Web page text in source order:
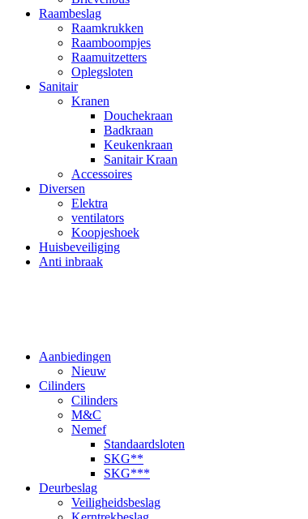
Raambeslag
Raamkrukken
Raamboompjes
Raamuitzetters
Oplegsloten
Sanitair
Kranen
Douchekraan
Badkraan
Keukenkraan
Sanitair Kraan
Accessoires
Diversen
Elektra
ventilators
Koopjeshoek
Huisbeveiliging
Anti inbraak
Aanbiedingen
Nieuw
Cilinders
Cilinders
M&C
Nemef
Standaardsloten
SKG**
SKG***
Deurbeslag
Veiligheidsbeslag